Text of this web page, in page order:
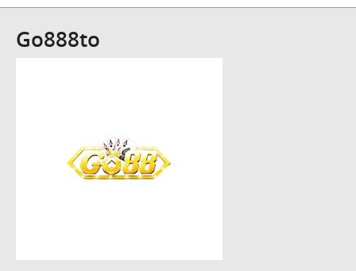
Go888to